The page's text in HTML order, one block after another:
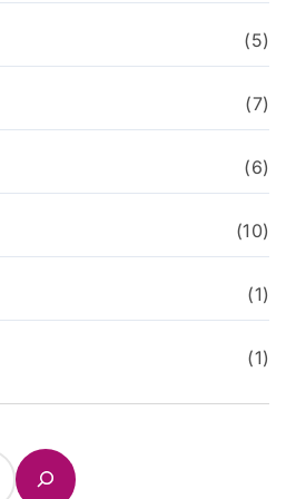
(5)
(7)
(6)
(10)
(1)
(1)